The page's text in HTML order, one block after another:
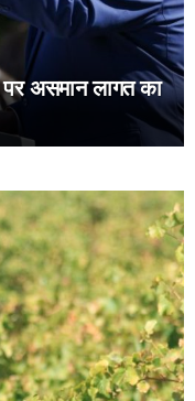
असमान लागत का